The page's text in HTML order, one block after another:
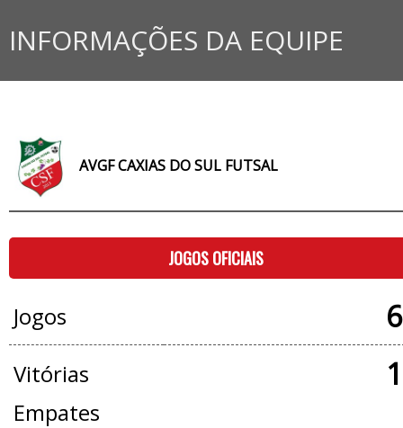
INFORMAÇÕES DA EQUIPE
AVGF CAXIAS DO SUL FUTSAL
JOGOS OFICIAIS
Jogos
Vitórias
Empates